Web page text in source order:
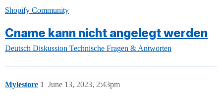
Shopify Community
Cname kann nicht angelegt werden
Deutsch Diskussion Technische Fragen & Antworten
Mylestore June 13, 2023, 2:43pm
1